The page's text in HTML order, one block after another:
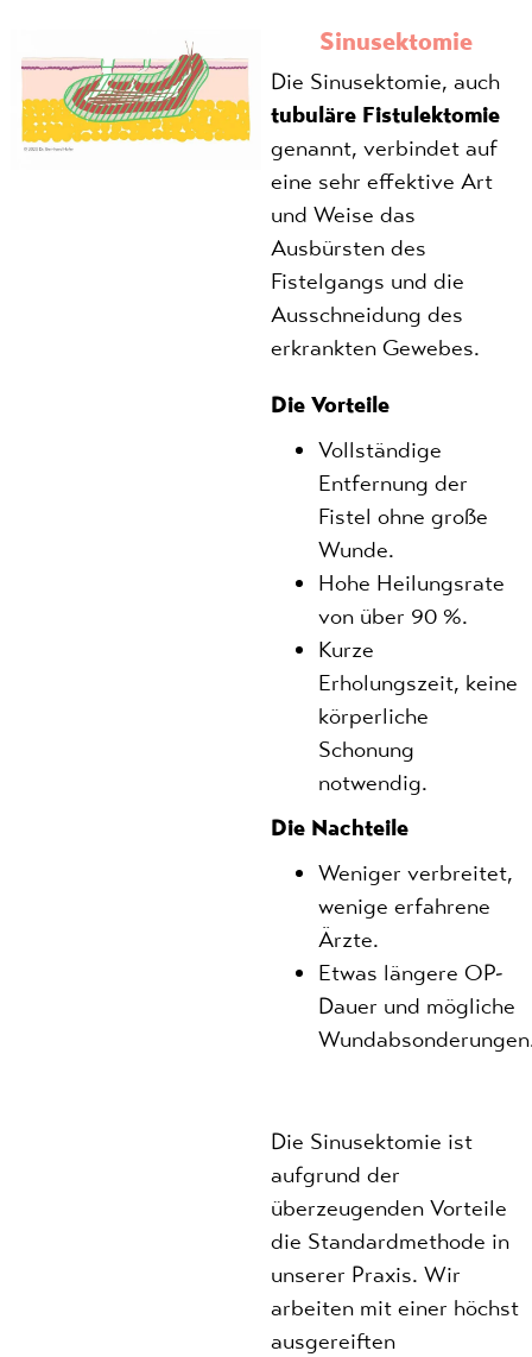
Sinusektomie
Die Sinusektomie, auch
tubuläre Fistulektomie
genannt, verbindet auf
eine sehr effektive Art
und Weise das
Ausbürsten des
Fistelgangs und die
Ausschneidung des
erkrankten Gewebes.
Die Vorteile
Vollständige
Entfernung der
Fistel ohne große
Wunde.
Hohe Heilungsrate
von über 90 %.
Kurze
Erholungszeit, keine
körperliche
Schonung
notwendig.
Die Nachteile
Weniger verbreitet,
wenige erfahrene
Ärzte.
Etwas längere OP-
Dauer und mögliche
Die Sinusektomie ist
aufgrund der
überzeugenden Vorteile
die Standardmethode in
unserer Praxis. Wir
arbeiten mit einer höchst
ausgereiften